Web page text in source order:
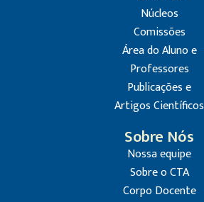
Núcleos
Comissões
Área do Aluno e
Professores
Publicações e
Artigos Científicos
Sobre Nós
Nossa equipe
Sobre o CTA
Corpo Docente